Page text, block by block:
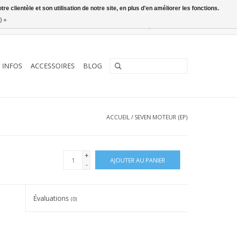
INFOS ACCESSOIRES BLOG
ACCUEIL/ SEVEN MOTEUR (EP)
+
-
AJOUTER AU PANIER
Évaluations(0)
clientèle et son utilisation de notre site, en plus d'en améliorer les fonctions.
»